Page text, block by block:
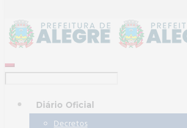
Diário Oficial
Decretos